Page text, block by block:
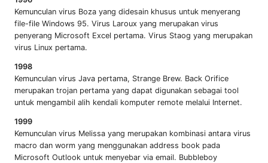
Kemunculan virus Boza yang didesain khusus untuk menyerang
file-file Windows 95. Virus Laroux yang merupakan virus
penyerang Microsoft Excel pertama. Virus Staog yang merupakan
virus Linux pertama.
1998
Kemunculan virus Java pertama, Strange Brew. Back Orifice
merupakan trojan pertama yang dapat digunakan sebagai tool
untuk mengambil alih kendali komputer remote melalui Internet.
1999
Kemunculan virus Melissa yang merupakan kombinasi antara virus
macro dan worm yang menggunakan address book pada
Microsoft Outlook untuk menyebar via email. Bubbleboy